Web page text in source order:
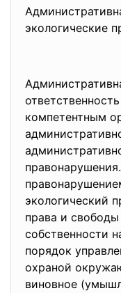
экологические
компетентным
экологический
права и
собственности
порядок
охраной
виновное